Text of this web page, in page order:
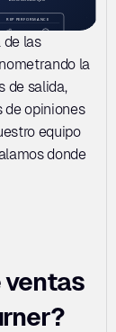
de las
la
de salida,
de opiniones
equipo
donde
ventas